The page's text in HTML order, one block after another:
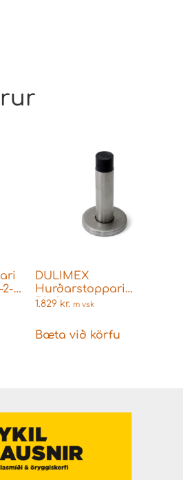
2-
DULIMEX
Hurðarstoppari
50x86mm
1.829 kr. m vsk
Bæta við körfu